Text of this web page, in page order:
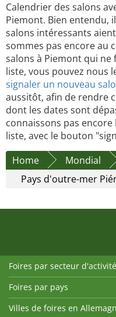
Calendrier des salons
Piemont. Bien entendu,
salons intéressants
sommes pas encore au
salons à Piemont qui ne
liste, vous pouvez nous
signaler un nouveau
aussitôt, afin de rendre
dont les dates sont
connaissons pas
liste, avec le bouton
Home
Mondial
Pays d'outre-mer
Foires par secteur d'activité
Foires par pays
Villes de foires en